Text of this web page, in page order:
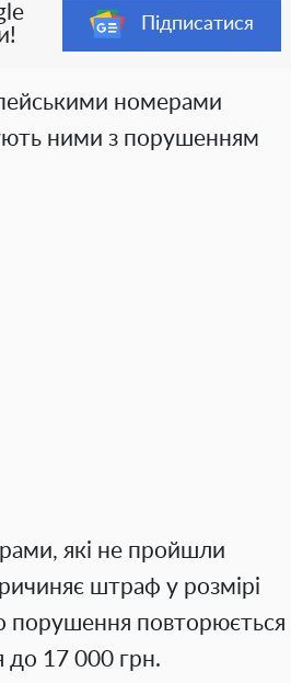
Підписатися
номерами
ними з порушенням
які не пройшли
штраф у розмірі
повторюється
17 000 грн.